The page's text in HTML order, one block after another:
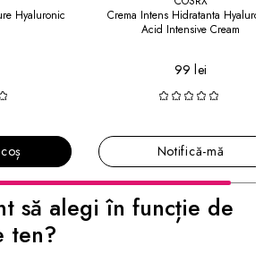
Hyaluronic
Crema Intens Hidratanta
Acid Intensive Cream
99 lei
Notifică-mă
să alegi în funcție de
ten?